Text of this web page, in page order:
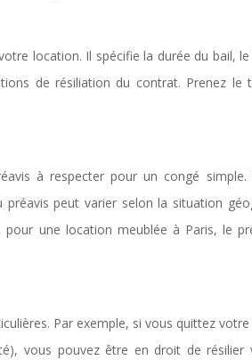
location. Il spécifie la durée du bail,
de résiliation du contrat. Prenez le
à respecter pour un congé
peut varier selon la situation
une location meublée à Paris, le
Par exemple, si vous quittez
vous pouvez être en droit de résilier